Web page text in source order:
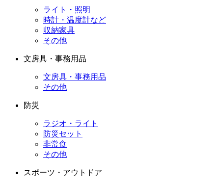
ライト・照明
時計・温度計など
収納家具
その他
文房具・事務用品
文房具・事務用品
その他
防災
ラジオ・ライト
防災セット
非常食
その他
スポーツ・アウトドア